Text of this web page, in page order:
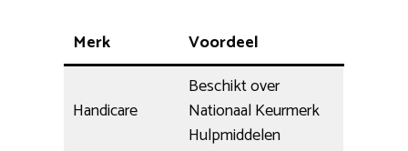
Merk Voordeel
Handicare
Beschikt over
Nationaal Keurmerk
Hulpmiddelen